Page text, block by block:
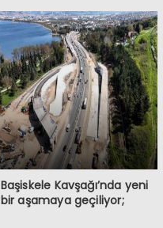
Başiskele Kavşağı’nda yeni
bir aşamaya geçiliyor;